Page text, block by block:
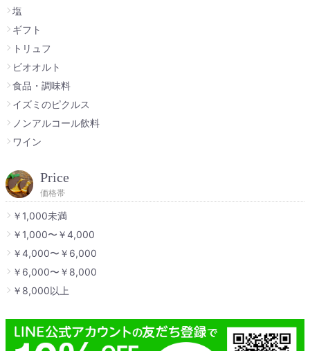
塩
ギフト
トリュフ
ビオオルト
食品・調味料
イズミのピクルス
ノンアルコール飲料
ワイン
Price
価格帯
￥1,000未満
￥1,000〜￥4,000
￥4,000〜￥6,000
￥6,000〜￥8,000
￥8,000以上